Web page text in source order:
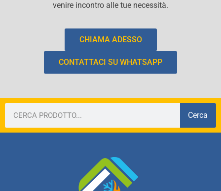
venire incontro alle tue necessità.
CHIAMA ADESSO
CONTATTACI SU WHATSAPP
Cerca